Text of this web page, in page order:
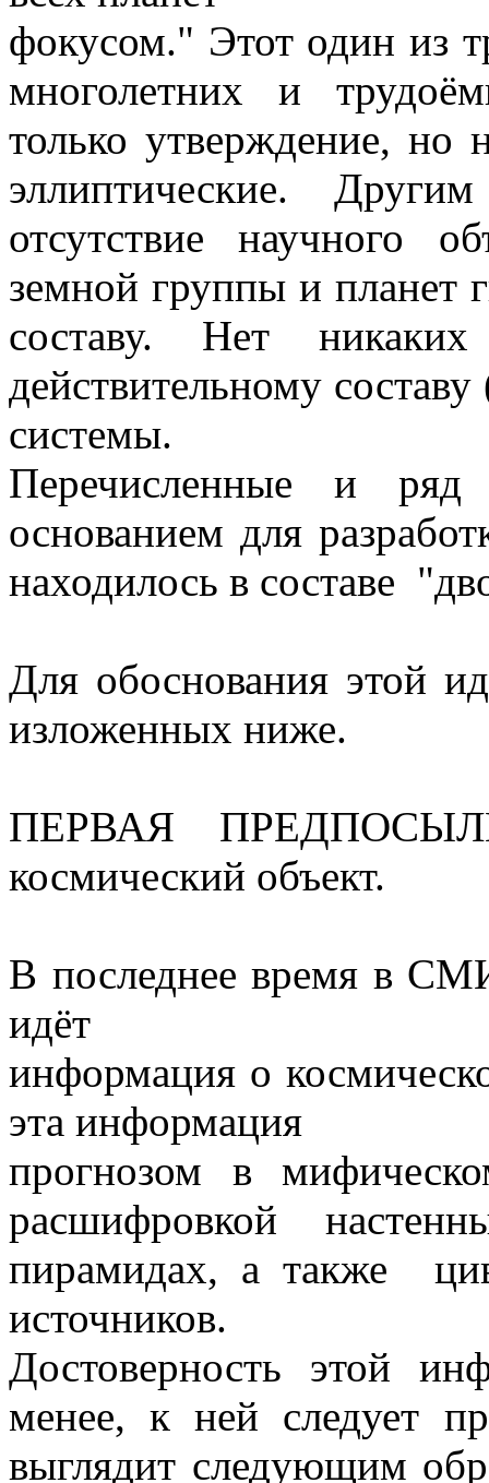
фокусом." Этот один из
многолетних и
только утверждение, но
эллиптические.
отсутствие научного
земной группы и планет
составу. Нет
действительному
системы.
Перечисленные и
основанием для
находилось в составе
Для обоснования этой
изложенных ниже.
ПЕРВАЯ
космический объект.
В последнее время в
идёт
информация о
эта информация
прогнозом в
расшифровкой
пирамидах, а также
источников.
Достоверность этой
менее, к ней следует
выглядит следующим